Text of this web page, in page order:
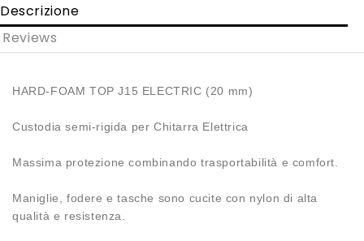
Descrizione
Reviews
HARD-FOAM TOP J15 ELECTRIC (20 mm)
Custodia semi-rigida per Chitarra Elettrica
Massima protezione combinando trasportabilità e comfort.
Maniglie, fodere e tasche sono cucite con nylon di alta
qualità e resistenza.